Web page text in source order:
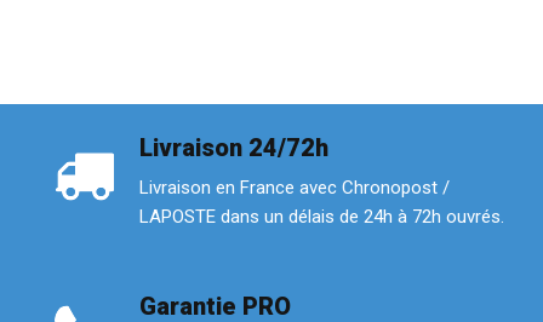
Livraison 24/72h
Livraison en France avec Chronopost /
LAPOSTE dans un délais de 24h à 72h ouvrés.
Garantie PRO